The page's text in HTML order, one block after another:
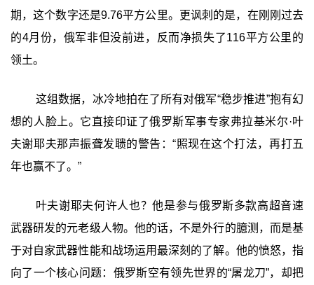
期，这个数字还是9.76平方公里。更讽刺的是，在刚刚过去
的4月份，俄军非但没前进，反而净损失了116平方公里的
领土。
这组数据，冰冷地拍在了所有对俄军“稳步推进”抱有幻
想的人脸上。它直接印证了俄罗斯军事专家弗拉基米尔·叶
夫谢耶夫那声振聋发聩的警告：“照现在这个打法，再打五
年也赢不了。”
叶夫谢耶夫何许人也？他是参与俄罗斯多款高超音速
武器研发的元老级人物。他的话，不是外行的臆测，而是基
于对自家武器性能和战场运用最深刻的了解。他的愤怒，指
向了一个核心问题：俄罗斯空有领先世界的“屠龙刀”，却把